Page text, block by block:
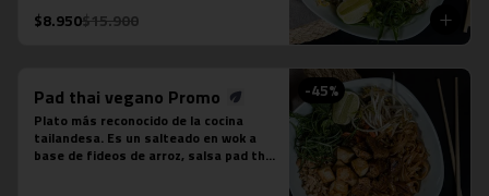
unidades), tofu y pollo.
$8.950$15.900
-45%
Pad thai vegano Promo
Plato más reconocido de la cocina
tailandesa. Es un salteado en wok a
base de fideos de arroz, salsa pad thai